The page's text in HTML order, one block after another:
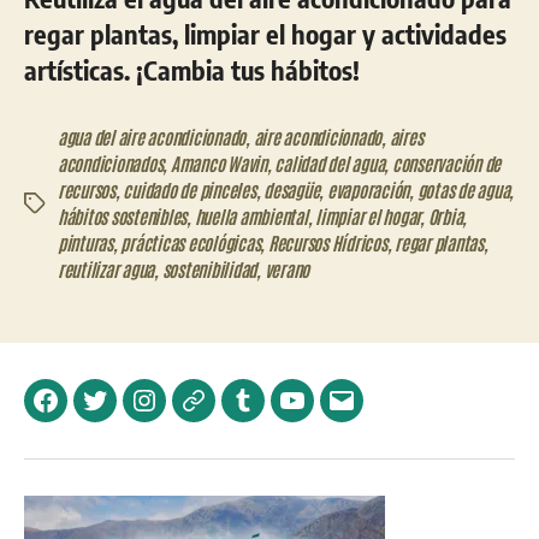
regar plantas, limpiar el hogar y actividades
artísticas. ¡Cambia tus hábitos!
Etiquetas
agua del aire acondicionado, aire acondicionado, aires
acondicionados, Amanco Wavin, calidad del agua, conservación de
recursos, cuidado de pinceles, desagüe, evaporación, gotas de agua,
hábitos sostenibles, huella ambiental, limpiar el hogar, Orbia,
pinturas, prácticas ecológicas, Recursos Hídricos, regar plantas,
reutilizar agua, sostenibilidad, verano
FacebookTwitterInstagramTelegramTumblrYouTubeCorreo